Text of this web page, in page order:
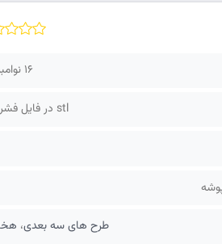
16 نوامبر 2024
stl در فایل فشرده zip
طرح های سه بعدی،